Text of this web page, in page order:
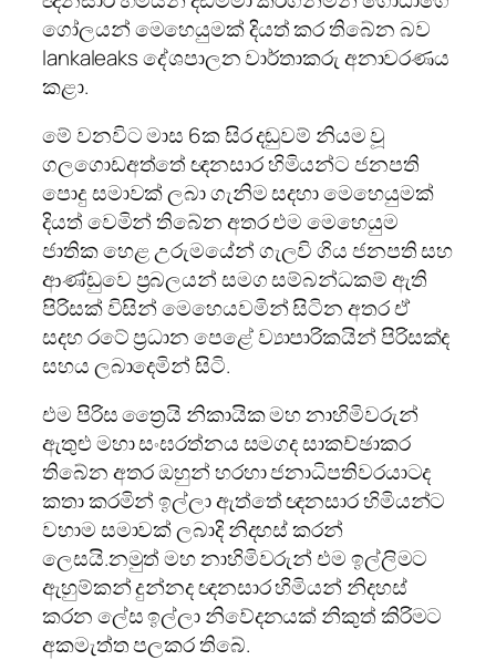
ගෝලයන් මෙහෙයුමක් දියත් කර තිබේන බව
lankaleaks දේශපාලන වාර්තාකරු අනාවරණය
කළා.
මේ වනවිට මාස 6ක සිර දඬුවම් නියම වූ
ගලගොඩඅත්තේ ඥනසාර හිමියන්ට ජනපති
පොදු සමාවක් ලබා ගැනිම සදහා මෙහෙයුමක්
දියත් වෙමින් තිබේන අතර එම මෙහෙයුම
ජාතික හෙළ උරුමයේන් ගැලවි ගිය ජනපති සහ
ආණ්ඩුවෙ ප්‍රබලයන් සමග සම්බන්ධකම් ඇති
පිරිසක් විසින් මෙහෙයවමින් සිටින අතර ඒ
සදහ රටේ ප්‍රධාන පෙළේ ව්‍යාපාරිකයින් පිරිසක්ද
සහය ලබාදෙමින් සිටි.
එම පිරිස ත්‍රෛයි නිකායික මහ නාහිමිවරුන්
ඇතුළු මහා සංඝරත්නය සමගද සාකච්ඡාකර
තිබේන අතර ඔහුන් හරහා ජනාධිපතිවරයාටද
කතා කරමින් ඉල්ලා ඇත්තේ ඥනසාර හිමියන්ට
වහාම සමාවක් ලබාදි නිදහස් කරන්
ලෙසයි.නමුත් මහ නාහිමිවරුන් එම ඉල්ලිමට
ඇහුම්කන් දුන්නද ඥනසාර හිමියන් නිදහස්
කරන ලේස ඉල්ලා නිවේදනයක් නිකුත් කිරිමට
අකමැත්ත පලකර තිබේ.